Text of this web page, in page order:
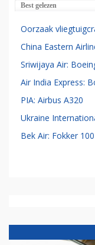
Best gelezen
Oorzaak
China Eastern
Sriwijaya Air:
Air India Express:
PIA: Airbus A320
Ukraine
Bek Air: Fokker 100